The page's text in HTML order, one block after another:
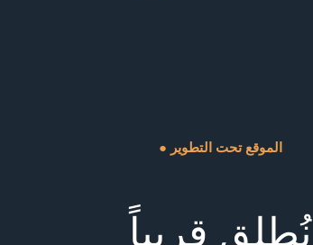
● الموقع تحت التطوير
نُطلق قريباً